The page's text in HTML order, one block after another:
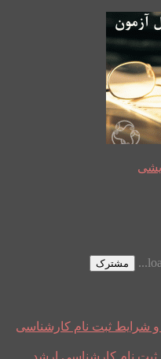
مشترک
شرایط ثبت نام کارشناسی
نام کارشناسی ارشد